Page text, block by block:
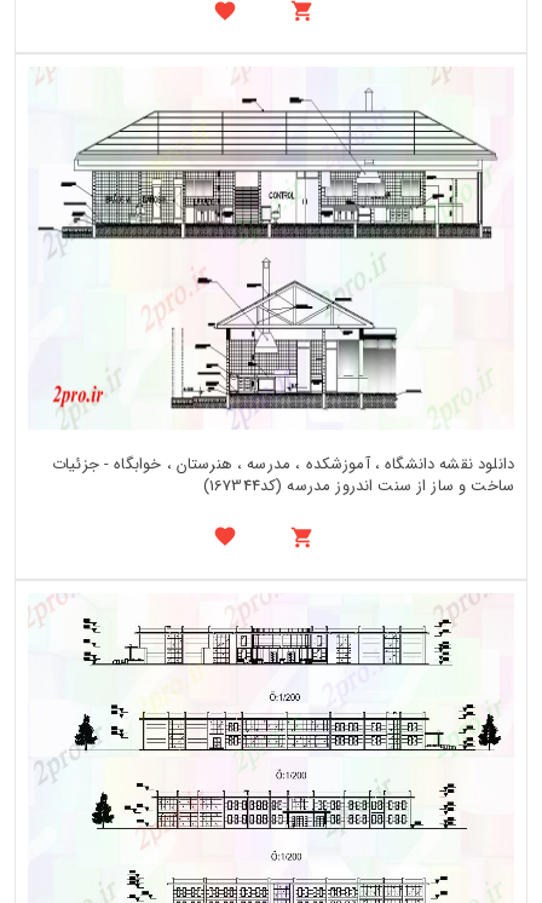
دانلود نقشه دانشگاه ، آموزشکده ، مدرسه ، هنرستان ، خوابگاه - جزئیات
ساخت و ساز از سنت اندروز مدرسه (کد167344)